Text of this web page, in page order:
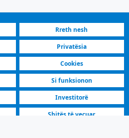
Rreth nesh
Privatësia
Cookies
Si funksionon
Investitorë
Shitës të veçuar